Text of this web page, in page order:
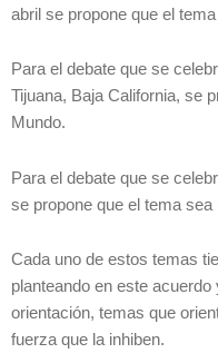
abril se propone que el
Para el debate que se
Tijuana, Baja California, se
Mundo.
Para el debate que se
se propone que el tema
Cada uno de estos temas
planteando en este
orientación, temas que
fuerza que la inhiben.